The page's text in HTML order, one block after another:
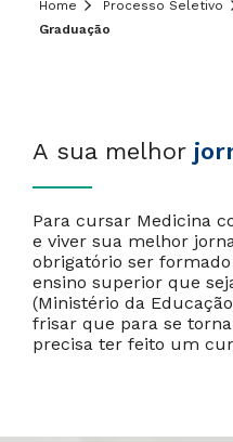
Home Processo Seletivo
Graduação
A sua melhor
Para cursar Medicina
e viver sua melhor
obrigatório ser
ensino superior que
(Ministério da
frisar que para se
precisa ter feito um